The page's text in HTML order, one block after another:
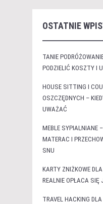
OSTATNIE
TANIE
PODZIELIĆ KOSZTY I
HOUSE SITTING I
OSZCZĘDNYCH –
UWAŻAĆ
MEBLE SYPIALNIANE
MATERAC I
SNU
KARTY ZNIŻKOWE
REALNIE OPŁACA SIĘ
TRAVEL HACKING